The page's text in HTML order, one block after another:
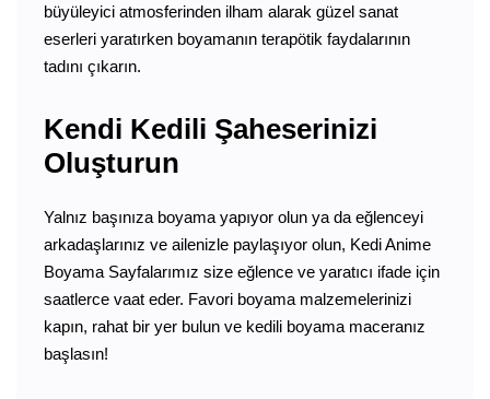
büyüleyici atmosferinden ilham alarak güzel sanat
eserleri yaratırken boyamanın terapötik faydalarının
tadını çıkarın.
Kendi Kedili Şaheserinizi
Oluşturun
Yalnız başınıza boyama yapıyor olun ya da eğlenceyi
arkadaşlarınız ve ailenizle paylaşıyor olun, Kedi Anime
Boyama Sayfalarımız size eğlence ve yaratıcı ifade için
saatlerce vaat eder. Favori boyama malzemelerinizi
kapın, rahat bir yer bulun ve kedili boyama maceranız
başlasın!